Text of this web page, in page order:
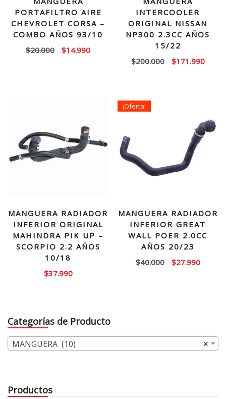
PORTAFILTRO AIRE
CHEVROLET CORSA –
COMBO AÑOS 93/10
$20.000
El
$14.990El
$14.990.
INTERCOOLER
ORIGINAL NISSAN
NP300 2.3CC AÑOS
15/22
$200.000
El
$171.990El
MANGUERA RADIADOR
INFERIOR ORIGINAL
MAHINDRA PIK UP –
SCORPIO 2.2 AÑOS
10/18
$37.990
¡Oferta!
MANGUERA RADIADOR
INFERIOR GREAT
WALL POER 2.0CC
AÑOS 20/23
$40.000
El
$27.990El
Categorías de Producto
×
MANGUERA (10)
Productos